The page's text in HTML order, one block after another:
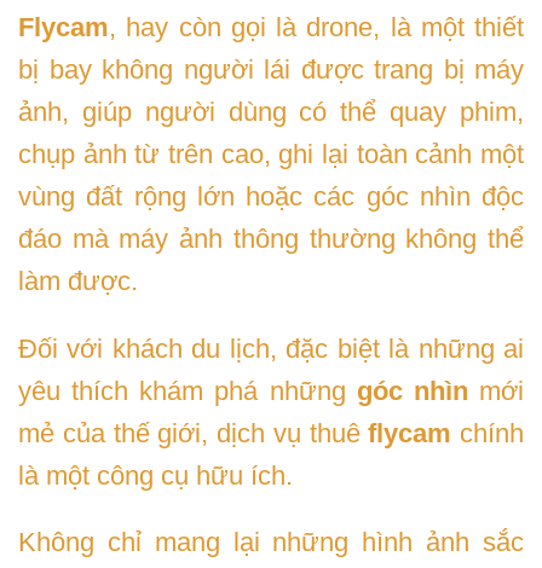
Flycam, hay còn gọi là drone, là một thiết
bị bay không người lái được trang bị máy
ảnh, giúp người dùng có thể quay phim,
chụp ảnh từ trên cao, ghi lại toàn cảnh một
vùng đất rộng lớn hoặc các góc nhìn độc
đáo mà máy ảnh thông thường không thể
làm được.
Đối với khách du lịch, đặc biệt là những ai
yêu thích khám phá những góc nhìn mới
mẻ của thế giới, dịch vụ thuêflycam chính
là một công cụ hữu ích.
Không chỉ mang lại những hình ảnh sắc